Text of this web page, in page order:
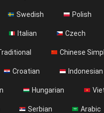
Swedish Polish
Italian Czech
Chinese
Croatian Indonesian
Hungarian
Serbian Arabic